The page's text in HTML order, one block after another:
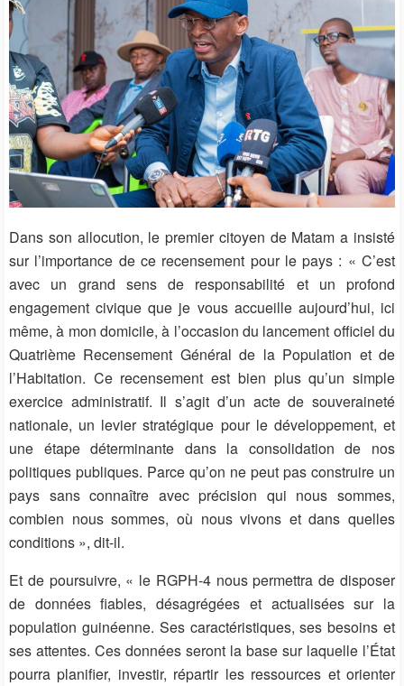
Dans son allocution, le premier citoyen de Matam a insisté
sur l’importance de ce recensement pour le pays : « C’est
avec un grand sens de responsabilité et un profond
engagement civique que je vous accueille aujourd’hui, ici
même, à mon domicile, à l’occasion du lancement officiel du
Quatrième Recensement Général de la Population et de
l’Habitation. Ce recensement est bien plus qu’un simple
exercice administratif. Il s’agit d’un acte de souveraineté
nationale, un levier stratégique pour le développement, et
une étape déterminante dans la consolidation de nos
politiques publiques. Parce qu’on ne peut pas construire un
pays sans connaître avec précision qui nous sommes,
combien nous sommes, où nous vivons et dans quelles
conditions », dit-il.
Et de poursuivre, « le RGPH-4 nous permettra de disposer
de données fiables, désagrégées et actualisées sur la
population guinéenne. Ses caractéristiques, ses besoins et
ses attentes. Ces données seront la base sur laquelle l’État
pourra planifier, investir, répartir les ressources et orienter